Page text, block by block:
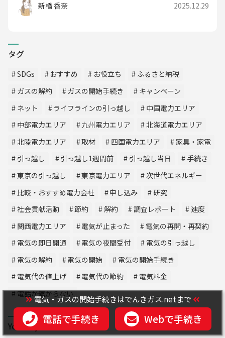
新橋 香奈 2025.12.29
タグ
SDGs おすすめ お役立ち
ふるさと納税
ガスの解約
ガスの開始手続き
キャンペーン
ネット
ライフラインの引っ越し
中国電力エリア
中部電力エリア
九州電力エリア
北海道電力エリア
北陸電力エリア
取材 四国電力エリア
家具・家電
引っ越し
引っ越し1週間前 引っ越し当日
手続き
東京の引っ越し
東京電力エリア
次世代エネルギー
比較・おすすめ電力会社
申し込み
研究
社会貢献活動
節約 解約 調査レポート
速度
関西電力エリア
電気が止まった
電気の再開・再契約
電気の即日開通
電気の夜間受付
電気の引っ越し
電気の解約
電気の開始
電気の開始手続き
電気代の値上げ
電気代の節約
電気料金
電話が繋がらない
You may also like
電気・ガスの開始手続きはでんきガス.netまで
電話で手続き Webで手続き